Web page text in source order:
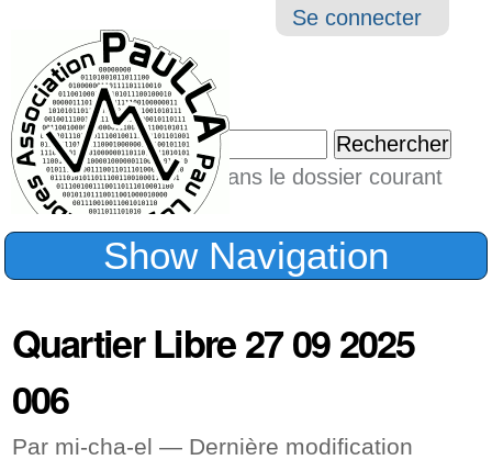
Outils
Se connecter
Chercher par
Seulement dans le dossier courant
Recherche
Show Navigation
Quartier Libre 27 09 2025
006
Par mi-cha-el — Dernière modification